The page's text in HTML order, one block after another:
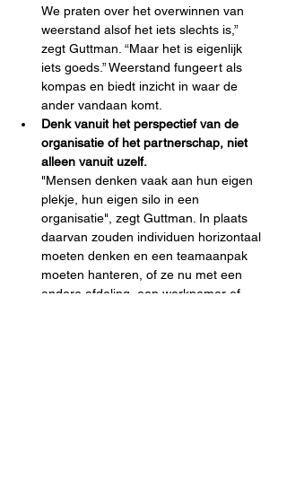
We praten over het overwinnen van
weerstand alsof het iets slechts is,”
zegt Guttman. “Maar het is eigenlijk
iets goeds.” Weerstand fungeert als
kompas en biedt inzicht in waar de
ander vandaan komt.
Denk vanuit het perspectief van de
organisatie of het partnerschap, niet
alleen vanuit uzelf.
"Mensen denken vaak aan hun eigen
plekje, hun eigen silo in een
organisatie", zegt Guttman. In plaats
daarvan zouden individuen horizontaal
moeten denken en een teamaanpak
moeten hanteren, of ze nu met een
andere afdeling, een werknemer of